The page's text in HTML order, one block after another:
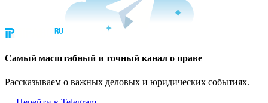
Cамый масштабный и точный канал о праве
Рассказываем о важных деловых и юридических событиях.